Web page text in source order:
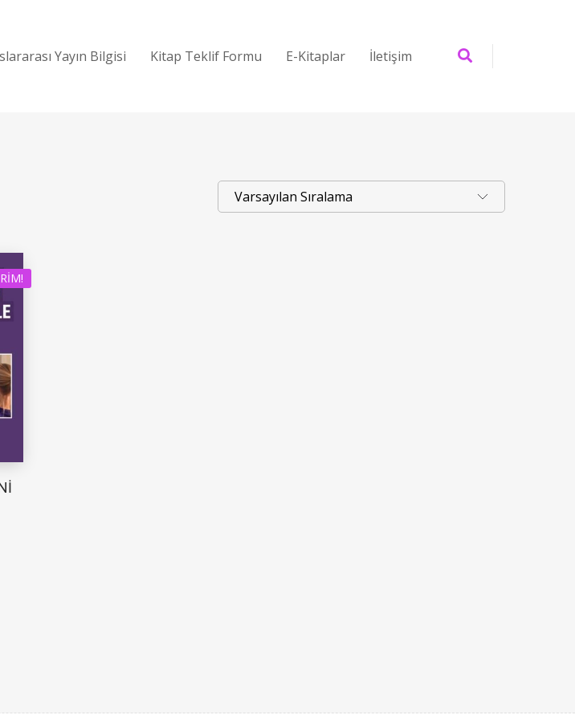
Yayın Bilgisi Kitap Teklif Formu E-Kitaplar İletişim